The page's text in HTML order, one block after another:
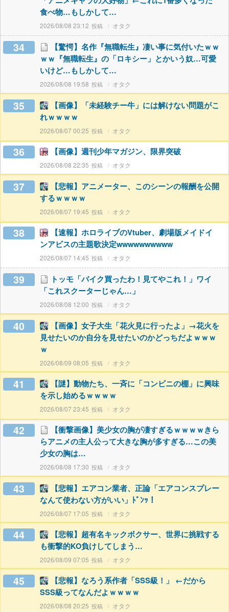
食べ物…もしかして…
2026/08/08 23:12 オタク
34
【驚愕】名作『無職転生』凄い事に気付いたｗｗ
ｗｗ『無職転生』の「ロキシー」とかいう奴…可愛
いけど…もしかして…
2026/08/08 19:58 オタク
35
【画像】「未経験チー牛」には解けない問題がこ
れｗｗｗｗ
2026/08/07 00:25 オタク
36 【画像】週刊少年マガジン、限界突破
2026/08/08 22:35 オタク
37
【悲報】アニメーター、このシーンの報酬を公開
するｗｗｗｗ
2026/08/07 19:45 オタク
38
【速報】ホロライブのVtuber、劇場版メイドイ
ンアビスの主題歌決定wwwwwwwwww
2026/08/07 14:45 オタク
39
トッモ「バイク買ったわ！見てやこれ！」ワイ
「これスクーターじゃん…」
2026/08/08 12:00 オタク
40
【画像】女子大生「花火見に行ったよ」→花火を
見せたいのか自分を見せたいのかどっちだよｗｗｗ
ｗ
2026/08/09 08:05 オタク
41
【謎】動物たち、一斉に「コンビニの棚」に興味
を示し始めるｗｗｗｗ
2026/08/07 23:45 オタク
42
【衝撃画像】美少女の胸が凄すぎるｗｗｗｗきら
らアニメの主人公って大きな胸が多すぎる…この美
少女の胸は…
2026/08/08 17:30 オタク
43
【悲報】エアコン業者、正論「エアコンスプレー
なんて使わない方がいい」ﾄﾞﾝｯ！
2026/08/07 17:05 オタク
44
【悲報】超有名キックボクサー、世界に挑戦する
も衝撃的KO負けしてしまう…
2026/08/09 07:05 オタク
45
【悲報】なろう系作者「SSS級！」 ←だから
SSS級ってなんだよｗｗｗｗ
2026/08/08 20:25 オタク